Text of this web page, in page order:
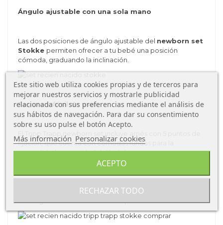
Ángulo ajustable con una sola mano
Las dos posiciones de ángulo ajustable del newborn set
Stokke permiten ofrecer a tu bebé una posición
cómoda, graduando la inclinación.
Seguro y fácil de usar
fijación, que cuenta con cómodas fundas para la
comodidad y seguridad del bebé.
Trapp en apenas dos segundos. Los indicadores rojo y
verde garantizan el correcto acoplamiento.
Este sitio web utiliza cookies propias y de terceros para
mejorar nuestros servicios y mostrarle publicidad
relacionada con sus preferencias mediante el análisis de
sus hábitos de navegación. Para dar su consentimiento
sobre su uso pulse el botón Acepto.
Más información Personalizar cookies
RECHAZAR TODO
ACEPTO